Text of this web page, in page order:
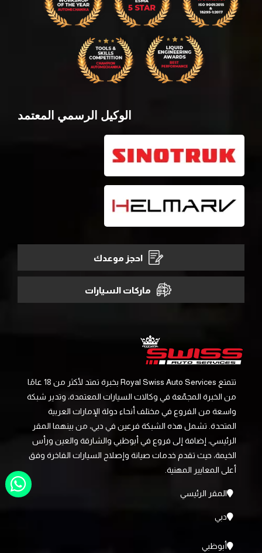
الوكيل الرسمي المعتمد
احجز موعدك
ماركات السيارات
تتمتع Royal Swiss Auto Services بخبرة تمتد لأكثر من 18 عامًا
من الخبرة المجمّعة في وكالات السيارات المعتمدة، وتدير شبكة
واسعة من الفروع في مختلف أنحاء دولة الإمارات العربية
المتحدة. تشمل هذه الشبكة فرعين في دبي، من بينهما المقر
الرئيسي، إضافة إلى فروع في أبوظبي والشارقة والعين ورأس
الخيمة، حيث تقدم خدمات صيانة وإصلاح السيارات الفاخرة وفق
أعلى المعايير المهنية.
المقر الرئيسي
دبي
أبوظبي